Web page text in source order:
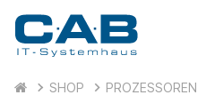
SHOP PROZESSOREN